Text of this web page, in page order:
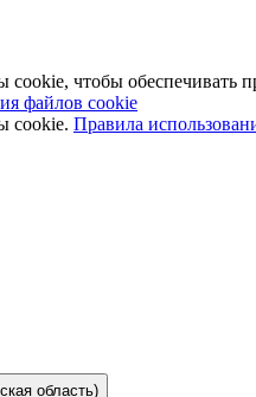
чтобы обеспечивать
файлов cookie
cookie. Правила
область)